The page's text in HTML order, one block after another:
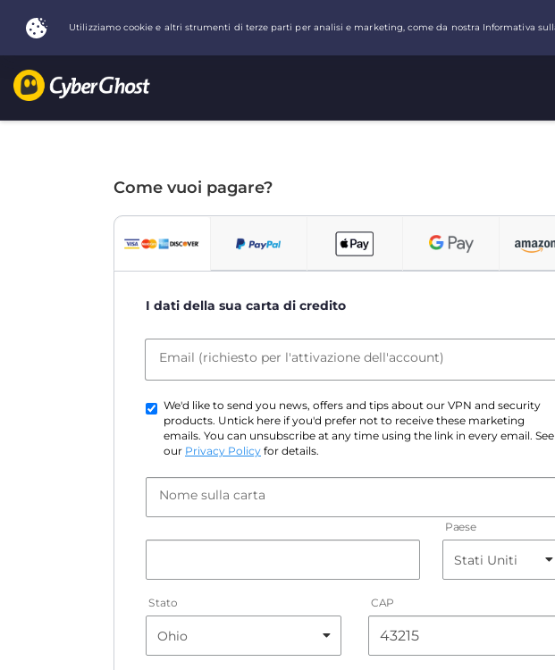
Come vuoi pagare?
I dati della sua carta di credito
Email (richiesto per l'attivazione dell'account)
We'd like to send you news, offers and tips about our VPN and security
products. Untick here if you'd prefer not to receive these marketing
emails. You can unsubscribe at any time using the link in every email. See
our Privacy Policy for details.
Nome sulla carta
Paese
Stato CAP